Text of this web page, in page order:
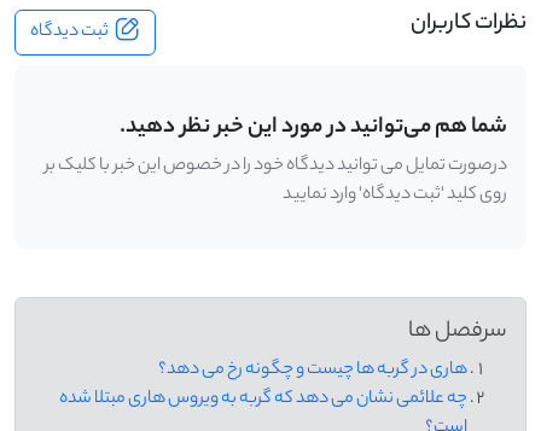
نظرات کاربران ثبت دیدگاه
شما هم می‌توانید در مورد این خبر نظر دهید.
درصورت تمایل می توانید دیدگاه خود را در خصوص این خبر با کلیک بر
روی کلید 'ثبت دیدگاه' وارد نمایید
سرفصل ها
هاری در گربه ها چیست و چگونه رخ می دهد؟
چه علائمی نشان می دهد که گربه به ویروس هاری مبتلا شده